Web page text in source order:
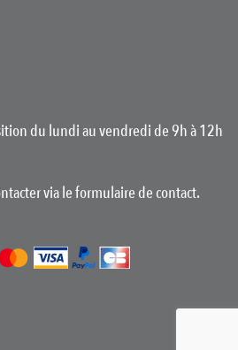
du lundi au vendredi de 9h à 12h
via le formulaire de contact.